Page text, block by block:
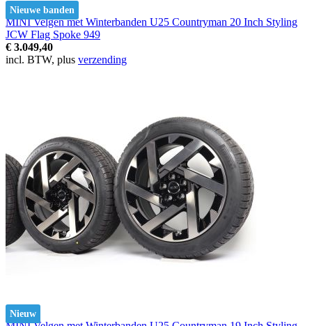
Nieuwe banden
MINI Velgen met Winterbanden U25 Countryman 20 Inch Styling
JCW Flag Spoke 949
€ 3.049,40
incl. BTW, plus verzending
Nieuw